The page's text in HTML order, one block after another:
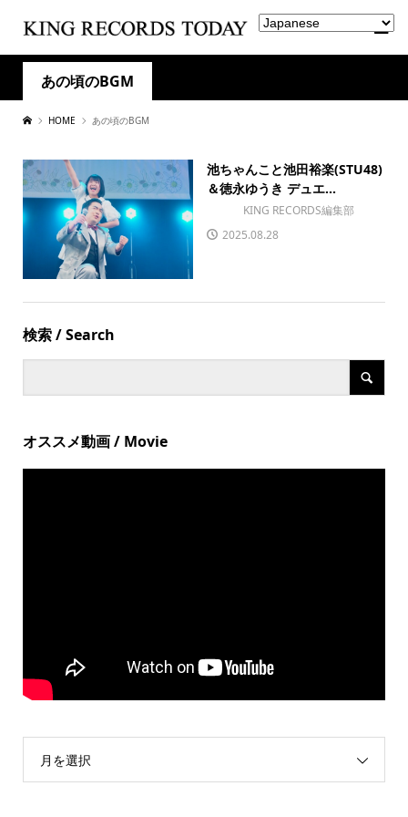
あの頃のBGM
HOME あの頃のBGM
池ちゃんこと池田裕楽(STU48)
＆徳永ゆうき デュエ...
KING RECORDS編集部
2025.08.28
検索 / Search
オススメ動画 / Movie
月を選択